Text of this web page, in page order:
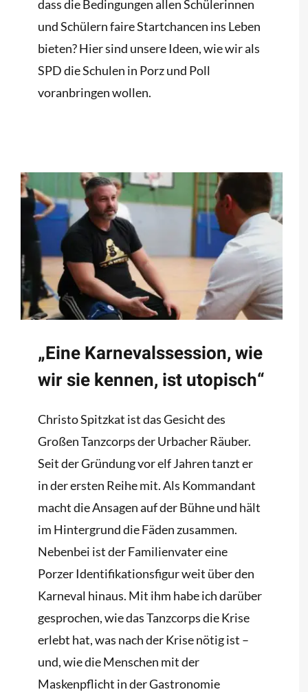
dass die Bedingungen allen Schülerinnen
und Schülern faire Startchancen ins Leben
bieten? Hier sind unsere Ideen, wie wir als
SPD die Schulen in Porz und Poll
voranbringen wollen.
„Eine Karnevalssession, wie
wir sie kennen, ist utopisch“
Christo Spitzkat ist das Gesicht des
Großen Tanzcorps der Urbacher Räuber.
Seit der Gründung vor elf Jahren tanzt er
in der ersten Reihe mit. Als Kommandant
macht die Ansagen auf der Bühne und hält
im Hintergrund die Fäden zusammen.
Nebenbei ist der Familienvater eine
Porzer Identifikationsfigur weit über den
Karneval hinaus. Mit ihm habe ich darüber
gesprochen, wie das Tanzcorps die Krise
erlebt hat, was nach der Krise nötig ist –
und, wie die Menschen mit der
Maskenpflicht in der Gastronomie